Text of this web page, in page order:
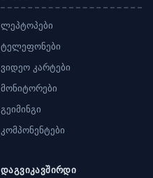
ლეპტოპები
ტელეფონები
ვიდეო კარტები
მონიტორები
გეიმინგი
კომპონენტები
დაგვიკავშირდი